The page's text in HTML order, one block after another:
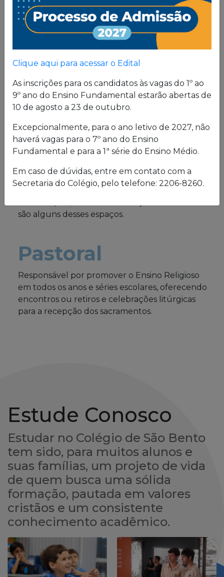
Proposta
Pedagógica
formação, pautada em valores cristãos e um
consistente conhecimento acadêmico.
Estrutura física
O Colégio oferece uma excelente estrutura para
atender a seus alunos em período integral.
Laboratórios de Química, Física e Biologia; salas
de leitura e de grupo; biblioteca; cybersala;
auditórios; complexo esportivo; piscina
são alguns desses espaços.
Pastoral
Responsável por promover o Ensino Religioso
em todos os anos e séries escolares, oferecendo
encontros ou retiros e celebrações litúrgicas
para a recepção dos sacramentos.
Estude Conosco
Estudar no Colégio de São Bento
tem sido, para muitos alunos e
suas famílias, um projeto de vida
de quem busca uma sólida
formação, pautada em valores
cristãos e um consistente
conhecimento acadêmico.
Clique aqui para acessar o Edital
As inscrições para os candidatos às vagas do 1º ao
9º ano do Ensino Fundamental estarão abertas de
10 de agosto a 23 de outubro.
Excepcionalmente, para o ano letivo de 2027, não
haverá vagas para o 7º ano do Ensino
Fundamental e para a 1ª série do Ensino Médio.
Em caso de dúvidas, entre em contato com a
Secretaria do Colégio, pelo telefone: 2206-8260.